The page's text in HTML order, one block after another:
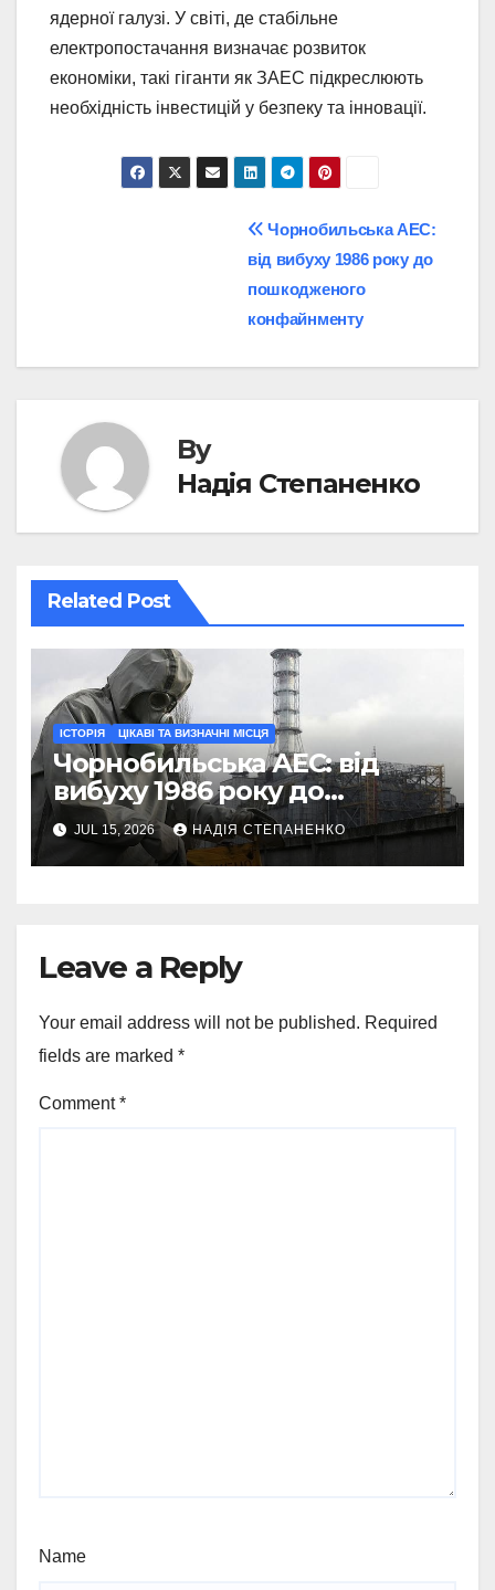
ядерної галузі. У світі, де стабільне
електропостачання визначає розвиток
економіки, такі гіганти як ЗАЕС підкреслюють
необхідність інвестицій у безпеку та інновації.
Чорнобильська АЕС:
від вибуху 1986 року до
пошкодженого
конфайнменту
By
Надія Степаненко
Related Post
ІСТОРІЯ ЦІКАВІ ТА ВИЗНАЧНІ МІСЦЯ
Чорнобильська АЕС: від
вибуху 1986 року до
пошкодженого
конфайнменту
JUL 15, 2026 НАДІЯ СТЕПАНЕНКО
Leave a Reply
Your email address will not be published. Required
fields are marked *
Comment*
Name